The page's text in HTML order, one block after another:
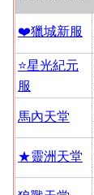
❤️獵城新服
⭐星光紀元
服
馬內天堂
★靈洲天堂